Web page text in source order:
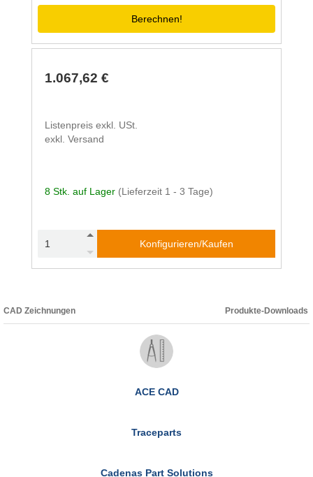
Berechnen!
1.067,62 €
Listenpreis exkl. USt.
exkl. Versand
8 Stk. auf Lager (Lieferzeit 1 - 3 Tage)
Konfigurieren/Kaufen
CAD Zeichnungen Produkte-Downloads
ACE CAD
Traceparts
Cadenas Part Solutions